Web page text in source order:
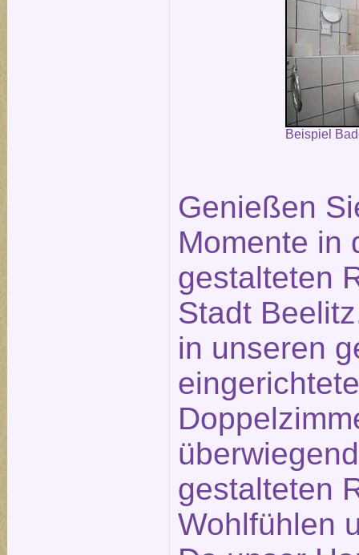
Beispiel
Genießen
Momente in
gestalteten
Stadt
in unseren
gestalteten
Wohlfühlen